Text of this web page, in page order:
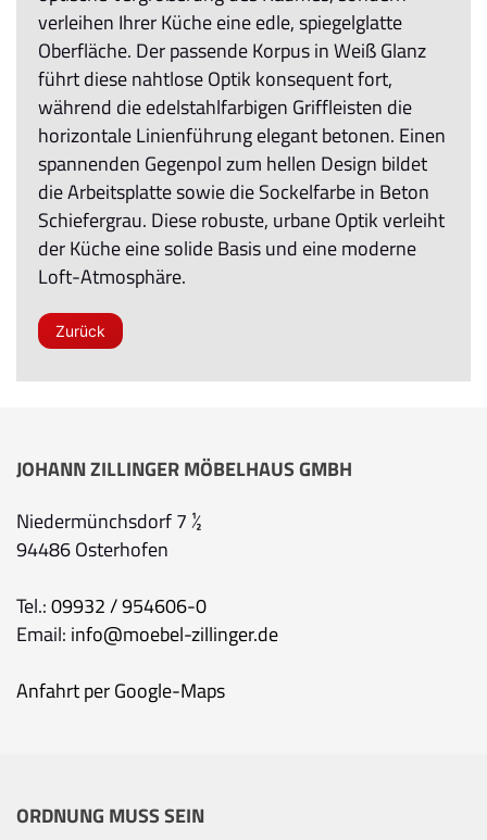
verleihen Ihrer Küche eine edle, spiegelglatte
Oberfläche. Der passende Korpus in Weiß Glanz
führt diese nahtlose Optik konsequent fort,
während die edelstahlfarbigen Griffleisten die
horizontale Linienführung elegant betonen. Einen
spannenden Gegenpol zum hellen Design bildet
die Arbeitsplatte sowie die Sockelfarbe in Beton
Schiefergrau. Diese robuste, urbane Optik verleiht
der Küche eine solide Basis und eine moderne
Loft-Atmosphäre.
Zurück
Alle mit Stern gekennzeichneten Felder sind
Name*
JOHANN ZILLINGER MÖBELHAUS GMBH
Niedermünchsdorf 7 ½
94486 Osterhofen
Tel.:09932 / 954606-0
Email: info@moebel-zillinger.de
Anfahrt per Google-Maps
ORDNUNG MUSS SEIN